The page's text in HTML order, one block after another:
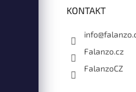
KONTAKT
Falanzo.cz
FalanzoCZ